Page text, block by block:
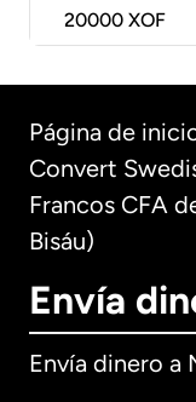
20000 XOF
Página de
Convert
Francos CFA
Bisáu)
Envía
Envía dinero a